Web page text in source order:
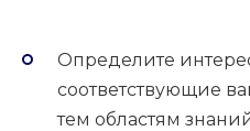
Определите
соответствующие
тем областям